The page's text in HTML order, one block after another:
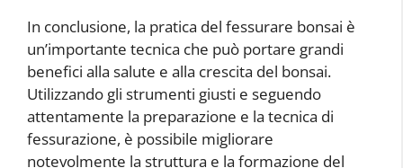
In conclusione, la pratica del fessurare bonsai è
un’importante tecnica che può portare grandi
benefici alla salute e alla crescita del bonsai.
Utilizzando gli strumenti giusti e seguendo
attentamente la preparazione e la tecnica di
fessurazione, è possibile migliorare
notevolmente la struttura e la formazione del